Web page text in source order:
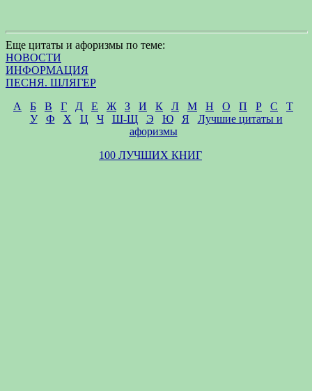
Еще цитаты и афоризмы по теме:
НОВОСТИ
ИНФОРМАЦИЯ
ПЕСНЯ. ШЛЯГЕР
А
Б В Г Д Е Ж З И К Л М Н О П Р С
Т
У
Ф Х Ц Ч Ш-Щ Э Ю Я
Лучшие цитаты и
афоризмы
100 ЛУЧШИХ КНИГ